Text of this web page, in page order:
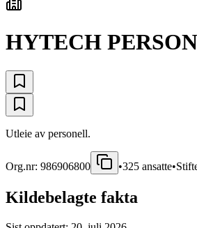
HYTECH
Utleie av personell.
Org.nr: 986906800 •325 ansatte•
Kildebelagte fakta